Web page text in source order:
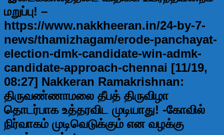
மறுப்பு! –
https://www.nakkheeran.in/24-by-7-
news/thamizhagam/erode-panchayat-
election-dmk-candidate-win-admk-
candidate-approach-chennai [11/19,
08:27] Nakkeran Ramakrishnan:
திருவண்ணாமலை தீபத் திருவிழா
தொடர்பாக உத்தரவிட முடியாது! -கோவில்
நிர்வாகம் முடிவெடுக்கும் என வழக்கு